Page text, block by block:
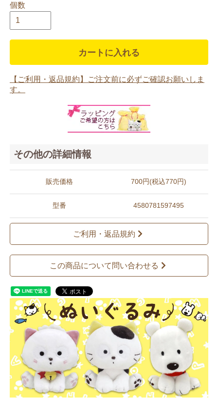
個数
カートに入れる
【ご利用・返品規約】ご注文前に必ずご確認お願いしま
す。
その他の詳細情報
販売価格 700円(税込770円)
型番 4580781597495
ご利用・返品規約
この商品について問い合わせる